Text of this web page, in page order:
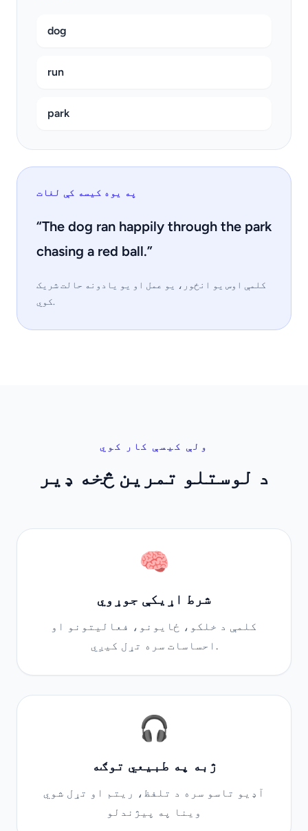
dog
run
park
په یوه کیسه کې لغات
“The dog ran happily through the park
chasing a red ball.”
کلمې اوس یو انځور، یو عمل او یو یادونه حالت شریک
کوي.
ولې کیسې کار کوي
د لوستلو تمرین څخه ډیر
🧠
شرط اړیکې جوړوي
کلمې د خلکو، ځایونو، فعالیتونو او
احساسات سره تړل کیږي.
🎧
ژبه په طبیعي توګه
آډیو تاسو سره د تلفظ، ریتم او تړل شوي
وینا په پیژندلو